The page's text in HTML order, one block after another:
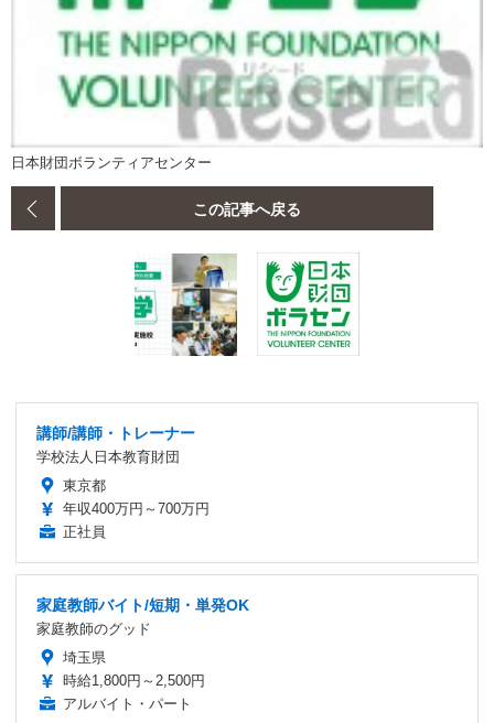
日本財団ボランティアセンター
この記事へ戻る
講師/講師・トレーナー
学校法人日本教育財団
東京都
年収400万円～700万円
正社員
家庭教師バイト/短期・単発OK
家庭教師のグッド
埼玉県
時給1,800円～2,500円
アルバイト・パート